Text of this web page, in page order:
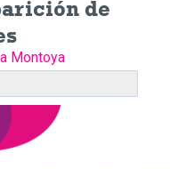
de
Montoya